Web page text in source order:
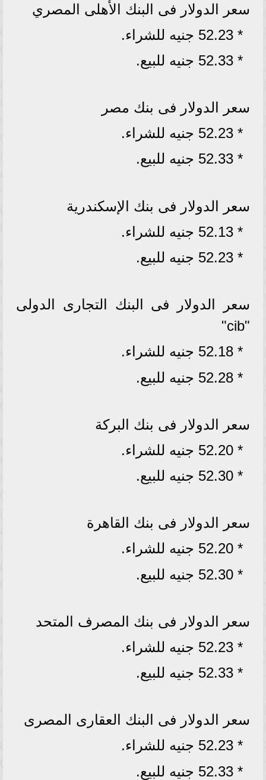
سعر الدولار فى البنك الأهلى المصري
* 52.23 جنيه للشراء.
* 52.33 جنيه للبيع.
سعر الدولار فى بنك مصر
* 52.23 جنيه للشراء.
* 52.33 جنيه للبيع.
سعر الدولار فى بنك الإسكندرية
* 52.13 جنيه للشراء.
* 52.23 جنيه للبيع.
سعر الدولار فى البنك التجارى الدولى
"cib"
* 52.18 جنيه للشراء.
* 52.28 جنيه للبيع.
سعر الدولار فى بنك البركة
* 52.20 جنيه للشراء.
* 52.30 جنيه للبيع.
سعر الدولار فى بنك القاهرة
* 52.20 جنيه للشراء.
* 52.30 جنيه للبيع.
سعر الدولار فى بنك المصرف المتحد
* 52.23 جنيه للشراء.
* 52.33 جنيه للبيع.
سعر الدولار فى البنك العقارى المصرى
* 52.23 جنيه للشراء.
* 52.33 جنيه للبيع.